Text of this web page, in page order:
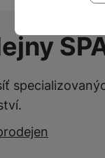
VŽDY
Technické
Preferenční a
Povoleno
Díky těmto